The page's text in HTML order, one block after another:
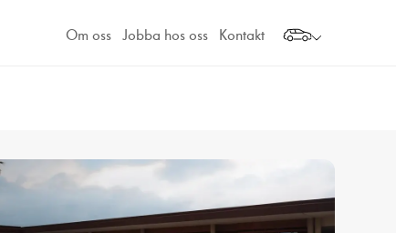
Om oss Jobba hos oss Kontakt